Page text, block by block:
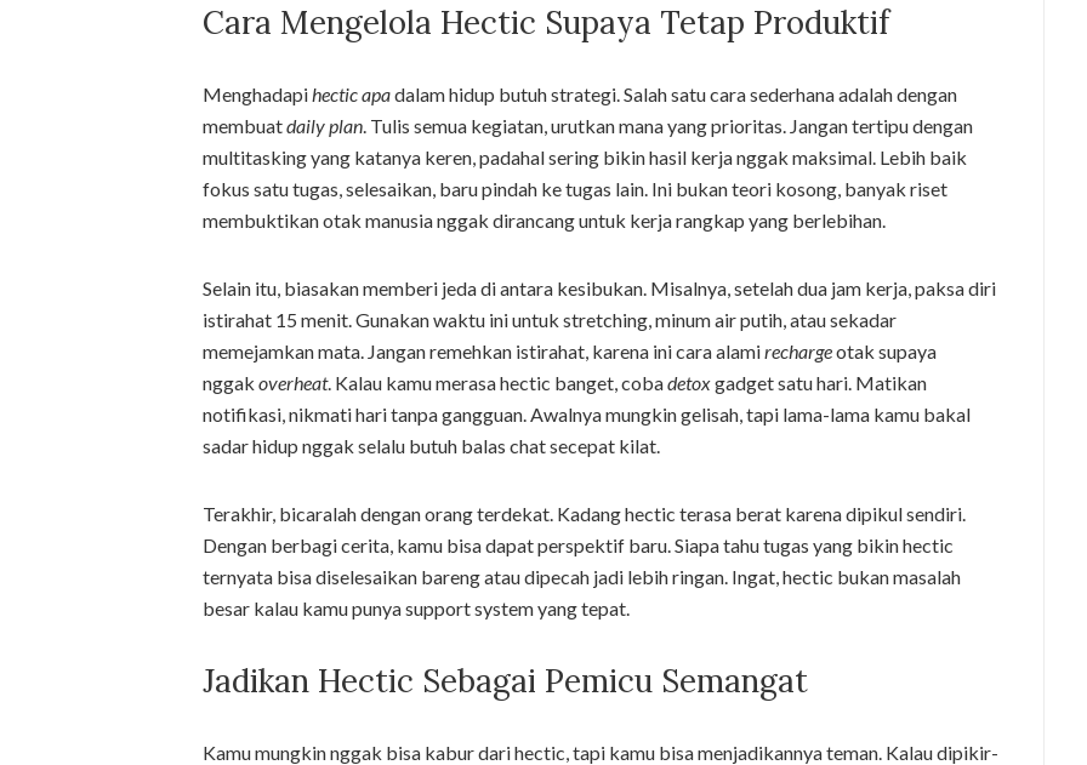
Cara Mengelola Hectic Supaya Tetap Produktif
Menghadapihectic apadalam hidup butuh strategi. Salah satu cara sederhana adalah dengan
membuatdaily plan. Tulis semua kegiatan, urutkan mana yang prioritas. Jangan tertipu dengan
multitasking yang katanya keren, padahal sering bikin hasil kerja nggak maksimal. Lebih baik
fokus satu tugas, selesaikan, baru pindah ke tugas lain. Ini bukan teori kosong, banyak riset
membuktikan otak manusia nggak dirancang untuk kerja rangkap yang berlebihan.
Selain itu, biasakan memberi jeda di antara kesibukan. Misalnya, setelah dua jam kerja, paksa diri
istirahat 15 menit. Gunakan waktu ini untuk stretching, minum air putih, atau sekadar
memejamkan mata. Jangan remehkan istirahat, karena ini cara alamirechargeotak supaya
nggak overheat. Kalau kamu merasa hectic banget, cobadetoxgadget satu hari. Matikan
notifikasi, nikmati hari tanpa gangguan. Awalnya mungkin gelisah, tapi lama-lama kamu bakal
sadar hidup nggak selalu butuh balas chat secepat kilat.
Terakhir, bicaralah dengan orang terdekat. Kadang hectic terasa berat karena dipikul sendiri.
Dengan berbagi cerita, kamu bisa dapat perspektif baru. Siapa tahu tugas yang bikin hectic
ternyata bisa diselesaikan bareng atau dipecah jadi lebih ringan. Ingat, hectic bukan masalah
besar kalau kamu punya support system yang tepat.
Jadikan Hectic Sebagai Pemicu Semangat
Kamu mungkin nggak bisa kabur dari hectic, tapi kamu bisa menjadikannya teman. Kalau dipikir-